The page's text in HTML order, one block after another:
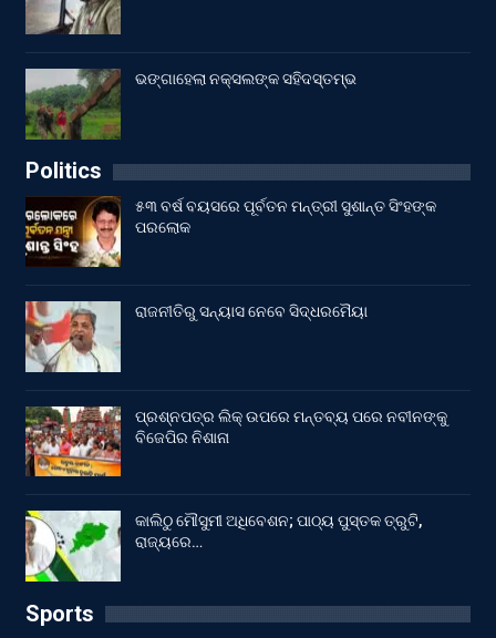
ଭଙ୍ଗାହେଲା ନକ୍ସଲଙ୍କ ସହିଦସ୍ତମ୍ଭ
Politics
୫୩ ବର୍ଷ ବୟସରେ ପୂର୍ବତନ ମନ୍ତ୍ରୀ ସୁଶାନ୍ତ ସିଂହଙ୍କ
ପରଲୋକ
ରାଜନୀତିରୁ ସନ୍ୟାସ ନେବେ ସିଦ୍ଧରମୈୟା
ପ୍ରଶ୍ନପତ୍ର ଲିକ୍ ଉପରେ ମନ୍ତବ୍ୟ ପରେ ନବୀନଙ୍କୁ
ବିଜେପିର ନିଶାନା
କାଲିଠୁ ମୌସୁମୀ ଅଧିବେଶନ; ପାଠ୍ୟ ପୁସ୍ତକ ତ୍ରୁଟି,
ରାଜ୍ୟରେ…
Sports